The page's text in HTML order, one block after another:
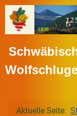
Aktuelle Seite: